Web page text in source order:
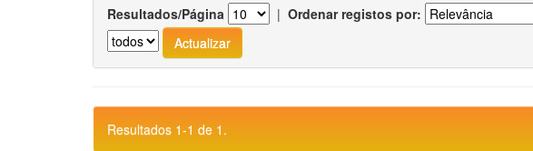
Resultados/Página | Ordenar registos por:
Resultados 1-1 de 1.